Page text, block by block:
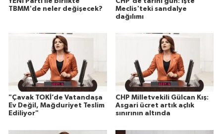
TBMM'de neler değişecek?
Meclis'teki sandalye
dağılımı
"Çavak TOKİ’de Vatandaşa
Ev Değil, Mağduriyet Teslim
Ediliyor"
CHP Milletvekili Gülcan Kış:
Asgari ücret artık açlık
sınırının altında